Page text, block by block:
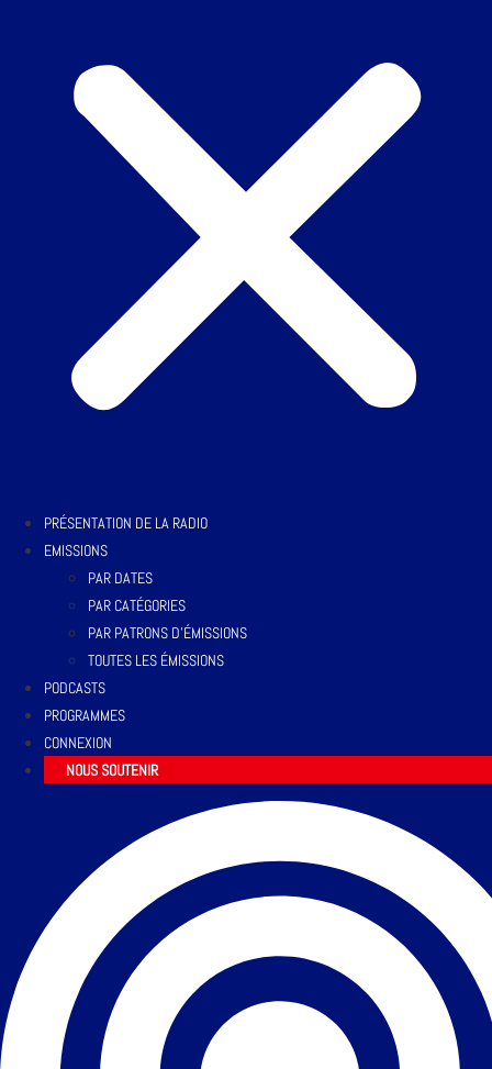
PRÉSENTATION DE LA RADIO
EMISSIONS
PAR DATES
PAR CATÉGORIES
PAR PATRONS D’ÉMISSIONS
TOUTES LES ÉMISSIONS
PODCASTS
PROGRAMMES
CONNEXION
NOUS SOUTENIR